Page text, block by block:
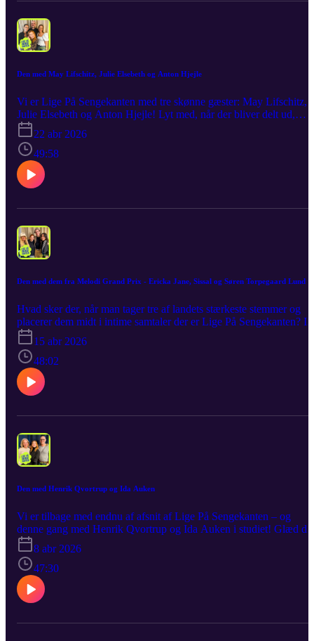
Den med May Lifschitz, Julie Elsebeth og Anton Hjejle
Vi er Lige På Sengekanten med tre skønne gæster: May Lifschitz,
Julie Elsebeth og Anton Hjejle! Lyt med, når der bliver delt ud,
grinet igennem – og måske sagt lidt mere, end man egentlig havde
planlagt. Som altid er det ærligt, ufiltreret og med et glimt i øjet.
er afslørende, det er underholdende – det er Lige På Sengekanten!
22 abr 2026
49:58
Den med dem fra Melodi Grand Prix - Ericka Jane, Sissal og Søren Torpegaard Lund
Hvad sker der, når man tager tre af landets stærkeste stemmer og
placerer dem midt i intime samtaler der er Lige På Sengekanten? I
denne uge rykker vi helt tæt på Ericka Jane, Sissal og Søren
Torpegaard Lund. De er alle vant til det store spotlight og de helt
store scener fra Melodi Grand Prix, men hos vært Kathrine
Abrahamsen lader de facaden falde. Vi taler om alt det, der foregår
bag kulissen, under dynen og i de øjeblikke, hvor man normalt ikke
har en mikrofon i hånden. Glæd dig til en hudløst ærlig, og som
15 abr 2026
48:02
Den med Henrik Qvortrup og Ida Auken
Vi er tilbage med endnu af afsnit af Lige På Sengekanten – og
denne gang med Henrik Qvortrup og Ida Auken i studiet! Glæd
til en samtale, hvor det bliver både skarpt, overraskende og en
frækt, når der bliver åbnet op for holdninger, fordomme og
personlige historier, du nok ikke har hørt før. Som altid får du det
ærligt og med et glimt i øjet. Det er tankevækkende, det er
underholdende og det er Lige På Sengekanten!
8 abr 2026
47:30